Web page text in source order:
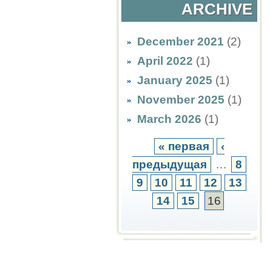
ARCHIVE
December 2021 (2)
April 2022 (1)
January 2025 (1)
November 2025 (1)
March 2026 (1)
« первая
‹
предыдущая
…
8
9
10 11 12
13
14
15 16